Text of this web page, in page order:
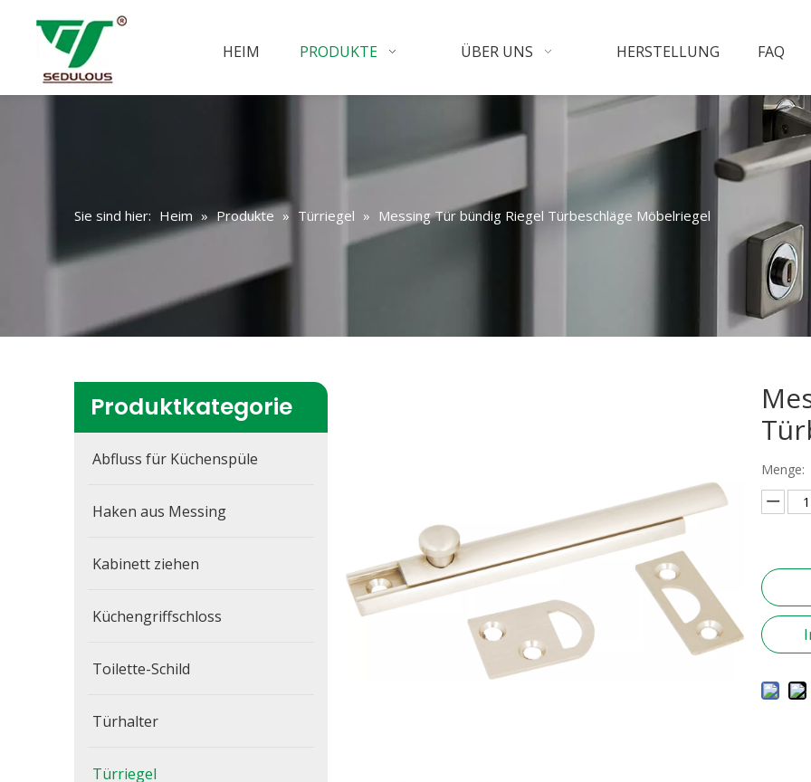
HEIM PRODUKTE ÜBER UNS HERSTELLUNG FAQ
Sie sind hier: Heim » Produkte » Türriegel » Messing Tür bündig Riegel Türbeschläge Möbelriegel
Produktkategorie
Abfluss für Küchenspüle
Haken aus Messing
Kabinett ziehen
Küchengriffschloss
Toilette-Schild
Türhalter
Türriegel
Menge: